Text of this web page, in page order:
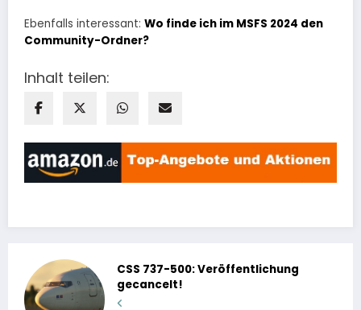
Ebenfalls interessant: Wo finde ich im MSFS 2024 den
Community-Ordner?
Inhalt teilen:
CSS 737-500: Veröffentlichung
gecancelt!